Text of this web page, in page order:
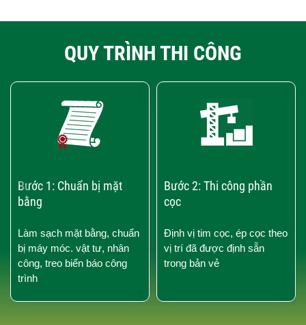
QUY TRÌNH THI CÔNG
Bước 1: Chuẩn bị mặt
bằng
Làm sạch mặt bằng, chuẩn
bị máy móc. vật tư, nhân
công, treo biển báo công
trình
Bước 2: Thi công phần
cọc
Định vị tim cọc, ép cọc theo
vị trí đã được định sẵn
trong bản vẻ
›
‹